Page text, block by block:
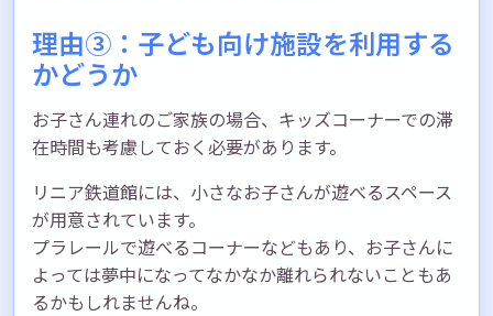
理由③：子ども向け施設を利用する
かどうか
お子さん連れのご家族の場合、キッズコーナーでの滞
在時間も考慮しておく必要があります。
リニア鉄道館には、小さなお子さんが遊べるスペース
が用意されています。
プラレールで遊べるコーナーなどもあり、お子さんに
よっては夢中になってなかなか離れられないこともあ
るかもしれませんね。